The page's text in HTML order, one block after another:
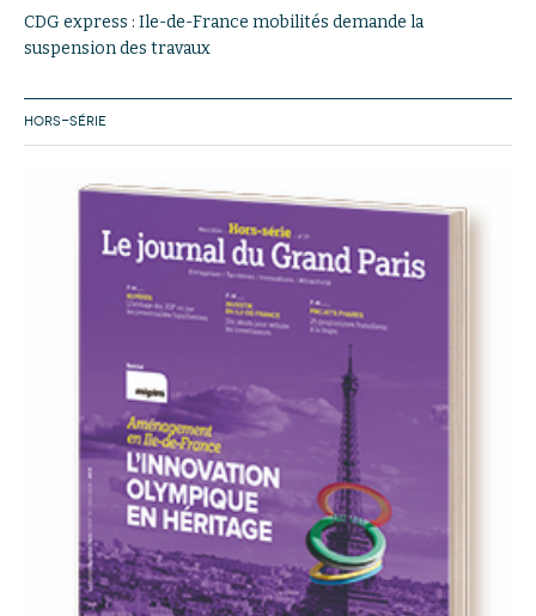
CDG express : Ile-de-France mobilités demande la
suspension des travaux
HORS-SÉRIE